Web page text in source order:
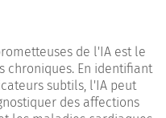
de l'IA est le
chroniques. En identifiant
subtils, l'IA peut
des affections